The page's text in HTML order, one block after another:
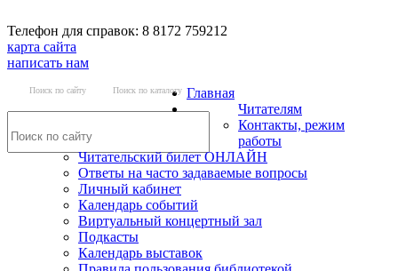
Телефон для справок: 8 8172 759212
карта сайта
написать нам
Поиск по сайту Поиск по каталогу Главная
Читателям
Контакты, режим
работы
Читательский билет ОНЛАЙН
Ответы на часто задаваемые вопросы
Личный кабинет
Календарь событий
Виртуальный концертный зал
Подкасты
Календарь выставок